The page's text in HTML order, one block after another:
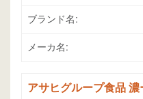
ブランド名:
メーカ名:
アサヒグループ食品